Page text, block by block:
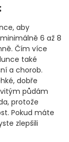
aby
6 až 8
Čím více
také
a chorob.
dobře
půdám
protože
Pokud máte
zlepšili